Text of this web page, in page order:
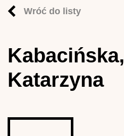
Wróć do listy
Kabacińska,
Katarzyna